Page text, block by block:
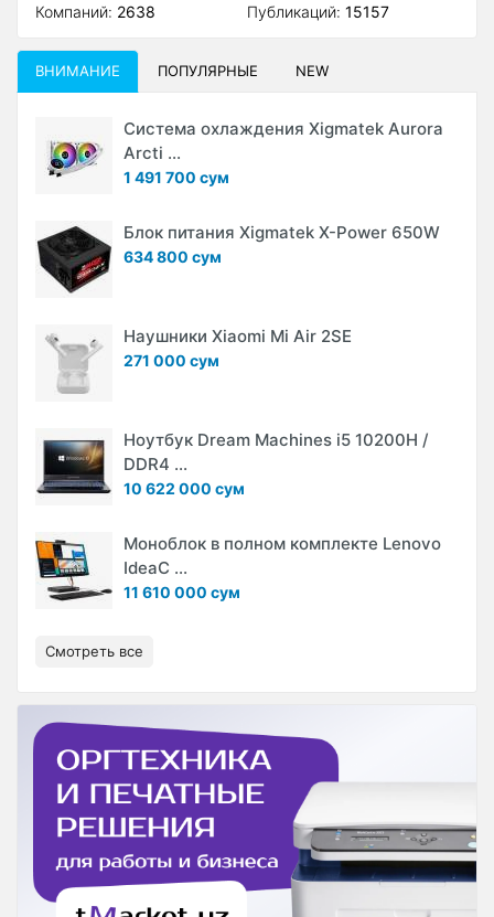
Компаний: 2638
Публикаций: 15157
ВНИМАНИЕ ПОПУЛЯРНЫЕ NEW
Система охлаждения Xigmatek Aurora
Arcti ...
1 491 700 сум
Блок питания Xigmatek X-Power 650W
634 800 сум
Наушники Xiaomi Mi Air 2SE
271 000 сум
Ноутбук Dream Machines i5 10200H /
DDR4 ...
10 622 000 сум
Моноблок в полном комплекте Lenovo
IdeaC ...
11 610 000 сум
Смотреть все